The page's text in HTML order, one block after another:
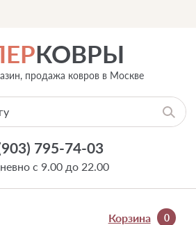
КОВРЫ
продажа ковров в Москве
795-74-03
с 9.00 до 22.00
Корзина 0